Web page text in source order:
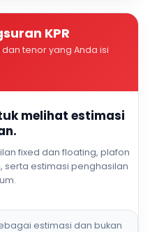
KPR
tenor yang Anda isi
melihat estimasi
fixed dan floating, plafon
serta estimasi penghasilan
estimasi dan bukan